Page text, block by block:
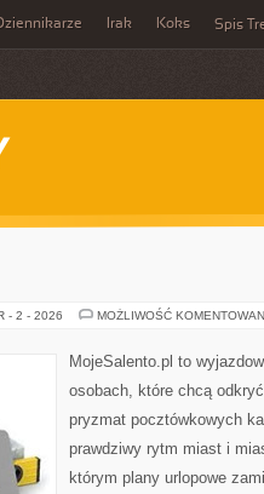
Irak Koks Spis
- 2 - 2026 MOŻLIWOŚĆ
MojeSalento.pl to
osobach, które chcą
pryzmat pocztówkowych
prawdziwy rytm miast i
którym plany urlopowe